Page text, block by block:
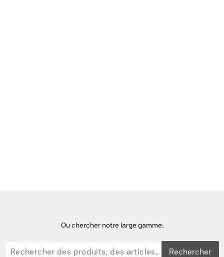
Ou chercher notre large gamme:
Rechercher